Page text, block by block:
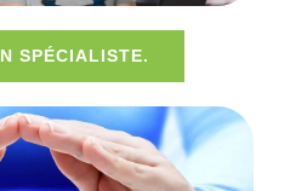
SPÉCIALISTE.